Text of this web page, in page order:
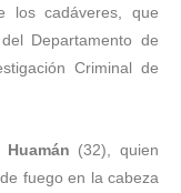
los cadáveres, que
Departamento de
Criminal de
(32), quien
fuego en la cabeza